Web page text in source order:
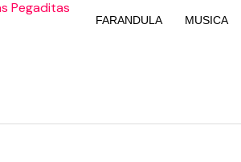
FARANDULA MUSICA